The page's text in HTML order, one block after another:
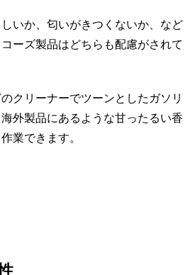
いか、匂いがきつくないか、など
ーズ製品はどちらも配慮がされて
クリーナーでツーンとしたガソリ
外製品にあるような甘ったるい香
業できます。